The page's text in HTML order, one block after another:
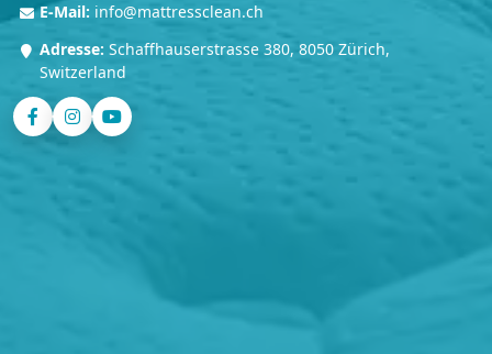
E-Mail: info@mattressclean.ch
Adresse: Schaffhauserstrasse 380, 8050 Zürich,
Switzerland